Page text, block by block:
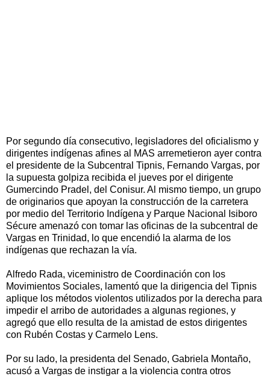
Por segundo día consecutivo, legisladores del oficialismo y
dirigentes indígenas afines al MAS arremetieron ayer contra
el presidente de la Subcentral Tipnis, Fernando Vargas, por
la supuesta golpiza recibida el jueves por el dirigente
Gumercindo Pradel, del Conisur. Al mismo tiempo, un grupo
de originarios que apoyan la construcción de la carretera
por medio del Territorio Indígena y Parque Nacional Isiboro
Sécure amenazó con tomar las oficinas de la subcentral de
Vargas en Trinidad, lo que encendió la alarma de los
indígenas que rechazan la vía.
Alfredo Rada, viceministro de Coordinación con los
Movimientos Sociales, lamentó que la dirigencia del Tipnis
aplique los métodos violentos utilizados por la derecha para
impedir el arribo de autoridades a algunas regiones, y
agregó que ello resulta de la amistad de estos dirigentes
con Rubén Costas y Carmelo Lens.
Por su lado, la presidenta del Senado, Gabriela Montaño,
acusó a Vargas de instigar a la violencia contra otros